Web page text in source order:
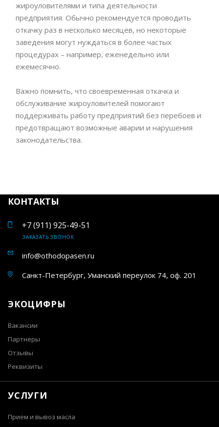
жироуловителями и типа деятельности
предприятия. Обычно рекомендуется проводить
откачку раз в несколько месяцев, но некоторые
заведения могут нуждаться в более частых
процедурах – например, еженедельно или
ежемесячно.
Важно помнить, что своевременная откачка и
обслуживание жироуловителей помогают
поддерживать работу предприятий без перебоев и
предотвращают возможные аварии и нарушения
законодательства.
КОНТАКТЫ
+7 (911) 925-49-51
ЗАКАЗАТЬ ЗВОНОК
info@othodopasen.ru
Санкт-Петербург, Уманский переулок 74, оф. 201
ЭКОЦИФРЫ
Вакансии
Партнеры
Отзывы
Реквизиты
УСЛУГИ
Прием и вывоз масла